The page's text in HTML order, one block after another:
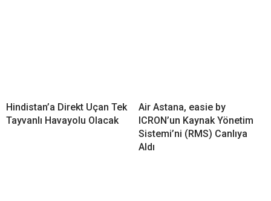
Hindistan’a Direkt Uçan Tek
Tayvanlı Havayolu Olacak
Air Astana, easie by
ICRON’un Kaynak Yönetim
Sistemi’ni (RMS) Canlıya
Aldı